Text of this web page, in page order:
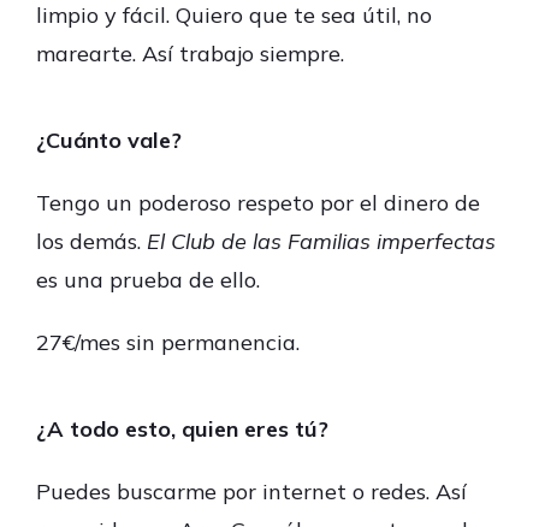
limpio y fácil. Quiero que te sea útil, no
marearte. Así trabajo siempre.
¿Cuánto vale?
Tengo un poderoso respeto por el dinero de
los demás. El Club de las Familias imperfectas
es una prueba de ello.
27€/mes sin permanencia.
¿A todo esto, quien eres tú?
Puedes buscarme por internet o redes. Así